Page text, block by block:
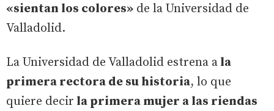
«sientan los colores» de la Universidad de
Valladolid.
La Universidad de Valladolid estrena a la
primera rectora de su historia, lo que
quiere decir la primera mujer a las riendas